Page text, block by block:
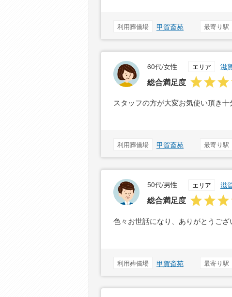
利用葬儀場 甲賀斎苑 最寄り駅
60代/女性 エリア 滋
総合満足度
スタッフの方が大変お気使い頂き十
利用葬儀場 甲賀斎苑 最寄り駅
50代/男性 エリア 滋
総合満足度
色々お世話になり、ありがとうござ
利用葬儀場 甲賀斎苑 最寄り駅